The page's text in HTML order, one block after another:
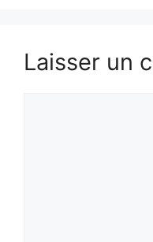
Laisser un